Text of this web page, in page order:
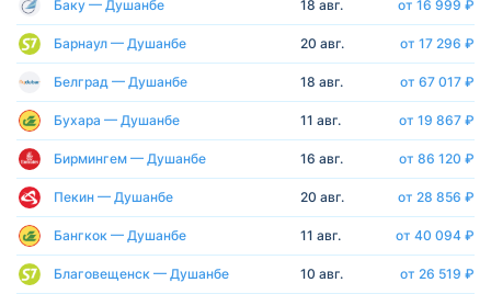
Баку — Душанбе 18 авг. от 16 999 ₽
Барнаул — Душанбе 20 авг. от 17 296 ₽
Белград — Душанбе 18 авг. от 67 017 ₽
Бухара — Душанбе 11 авг. от 19 867 ₽
Бирмингем — Душанбе 16 авг. от 86 120 ₽
Пекин — Душанбе 20 авг. от 28 856 ₽
Бангкок — Душанбе 11 авг. от 40 094 ₽
Благовещенск — Душанбе 10 авг. от 26 519 ₽